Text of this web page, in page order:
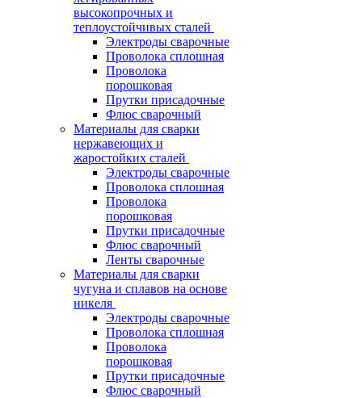
высокопрочных и
теплоустойчивых сталей
Электроды сварочные
Проволока сплошная
Проволока
порошковая
Прутки присадочные
Флюс сварочный
Материалы для сварки
нержавеющих и
жаростойких сталей
Электроды сварочные
Проволока сплошная
Проволока
порошковая
Прутки присадочные
Флюс сварочный
Ленты сварочные
Материалы для сварки
чугуна и сплавов на основе
никеля
Электроды сварочные
Проволока сплошная
Проволока
порошковая
Прутки присадочные
Флюс сварочный